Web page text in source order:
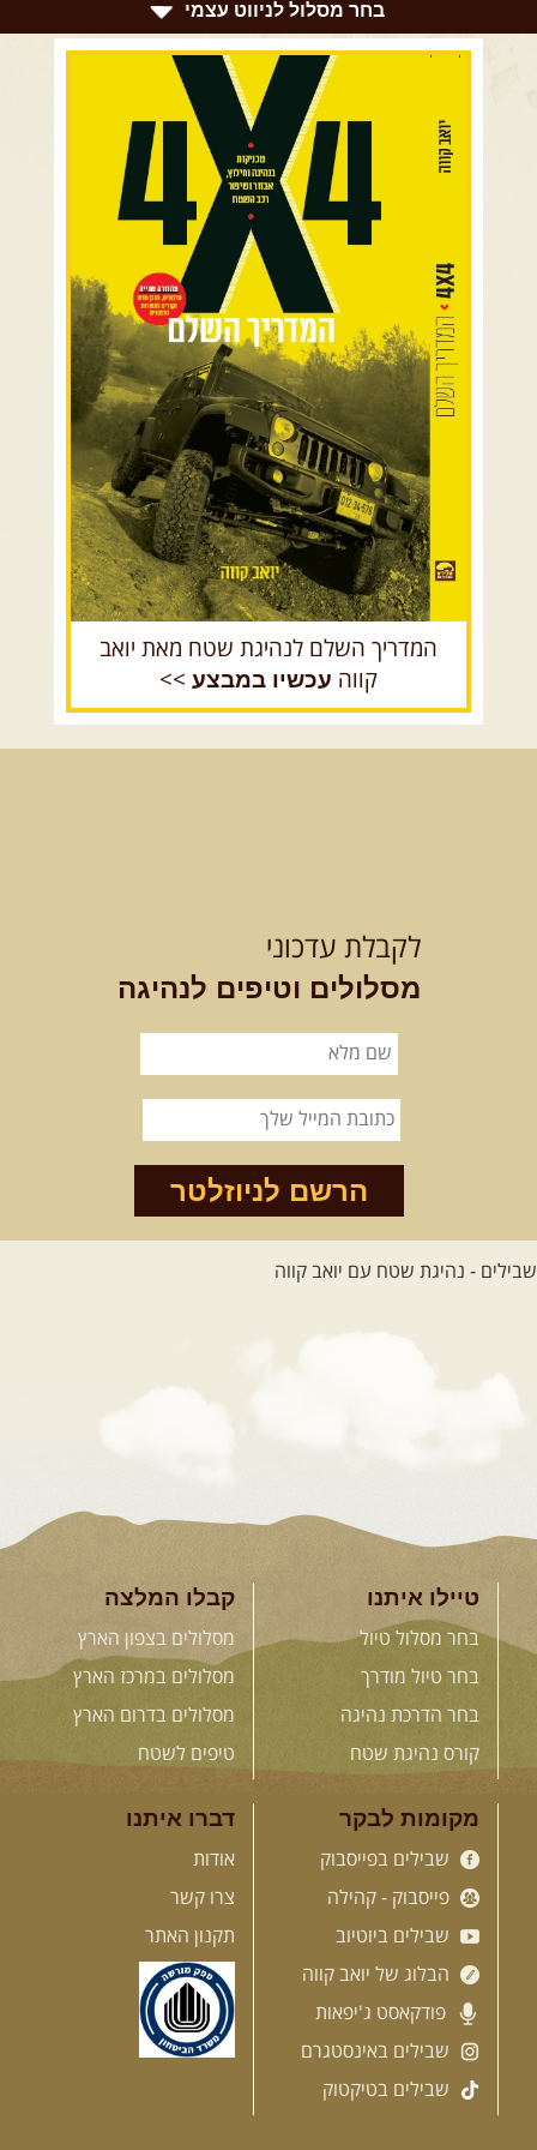
צרו קשר עם שבילים
אודות יואב קווה והאתר שבילים
בחר מסלול לניווט עצמי
רמת הגולן וגליל עליון
כרמל ורמות מנשה
בקעת הירדן והשומרון
השרון ומישור החוף
הרי ירושלים והשפלה
מדבר יהודה וים המלח
צפון ומערב הנגב
הר הנגב והערבה
רכב שטח רך רכב שטח קשוח
המדריך השלם לנהיגת שטח מאת יואב
קווה עכשיו במבצע >>
לקבלת עדכוני
מסלולים וטיפים לנהיגה
הרשם לניוזלטר
טיילו איתנו
בחר מסלול טיול
בחר טיול מודרך
בחר הדרכת נהיגה
קורס נהיגת שטח
קבלו המלצה
מסלולים בצפון הארץ
מסלולים במרכז הארץ
מסלולים בדרום הארץ
טיפים לשטח
מקומות לבקר
שבילים בפייסבוק
פייסבוק - קהילה
שבילים ביוטיוב
הבלוג של יואב קווה
פודקאסט ג'יפאות
שבילים באינסטגרם
שבילים בטיקטוק
דברו איתנו
אודות
צרו קשר
תקנון האתר